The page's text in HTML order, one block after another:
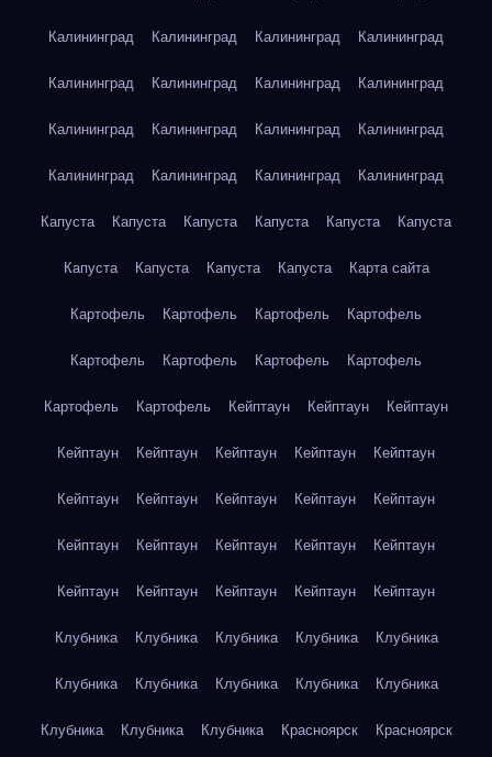
Калининград Калининград Калининград Калининград
Калининград Калининград Калининград Калининград
Калининград Калининград Калининград Калининград
Калининград Калининград Калининград Калининград
Капуста Капуста Капуста Капуста Капуста Капуста
Капуста Капуста Капуста Капуста Карта сайта
Картофель Картофель Картофель Картофель
Картофель Картофель Картофель Картофель
Картофель Картофель Кейптаун Кейптаун Кейптаун
Кейптаун Кейптаун Кейптаун Кейптаун Кейптаун
Кейптаун Кейптаун Кейптаун Кейптаун Кейптаун
Кейптаун Кейптаун Кейптаун Кейптаун Кейптаун
Кейптаун Кейптаун Кейптаун Кейптаун Кейптаун
Клубника Клубника Клубника Клубника Клубника
Клубника Клубника Клубника Клубника Клубника
Клубника Клубника Клубника Красноярск Красноярск